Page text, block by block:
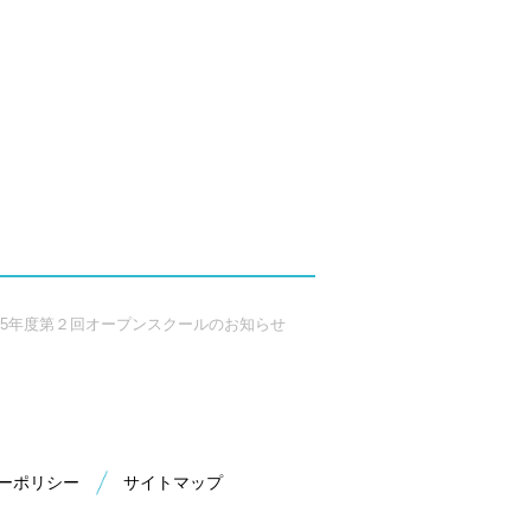
年度第２回オープンスクールのお知らせ
ポリシー サイトマップ